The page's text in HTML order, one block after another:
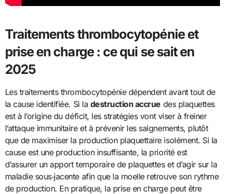
Traitements thrombocytopénie et
prise en charge : ce qui se sait en
2025
Les traitements thrombocytopénie dépendent avant tout de
la cause identifiée. Si la destruction accrue des plaquettes
est à l’origine du déficit, les stratégies vont viser à freiner
l’attaque immunitaire et à prévenir les saignements, plutôt
que de maximiser la production plaquettaire isolément. Si la
cause est une production insuffisante, la priorité est
d’assurer un apport temporaire de plaquettes et d’agir sur la
maladie sous‑jacente afin que la moelle retrouve son rythme
de production. En pratique, la prise en charge peut être